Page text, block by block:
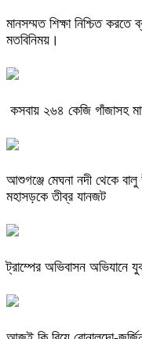
মানসম্মত শিক্ষা নিশ্চিত করতে
মতবিনিময়।
কসবায় ২৬৪ কেজি গাঁজাসহ
আশুগঞ্জে মেঘনা নদী থেকে
মহাসড়কে তীব্র যানজট
ট্রাম্পের অভিবাসন অভিযানে